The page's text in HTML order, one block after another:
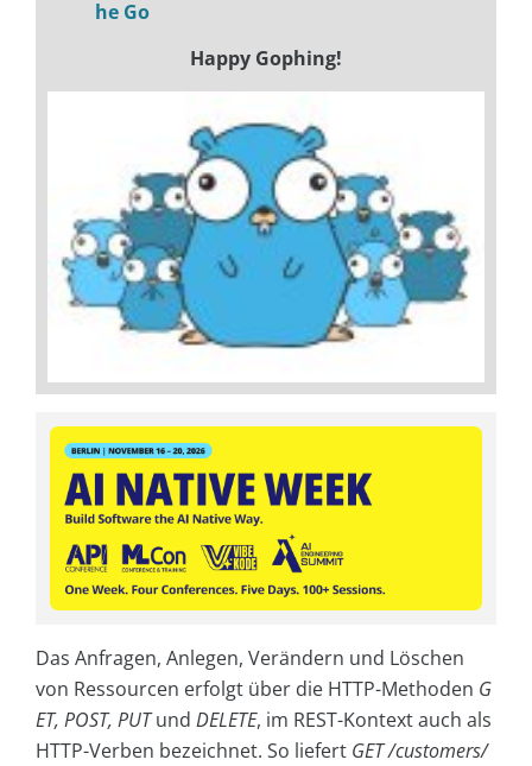
he Go
Happy Gophing!
Das Anfragen, Anlegen, Verändern und Löschen
von Ressourcen erfolgt über die HTTP-Methoden G
ET, POST, PUTund DELETE, im REST-Kontext auch als
HTTP-Verben bezeichnet. So liefert GET/customers/